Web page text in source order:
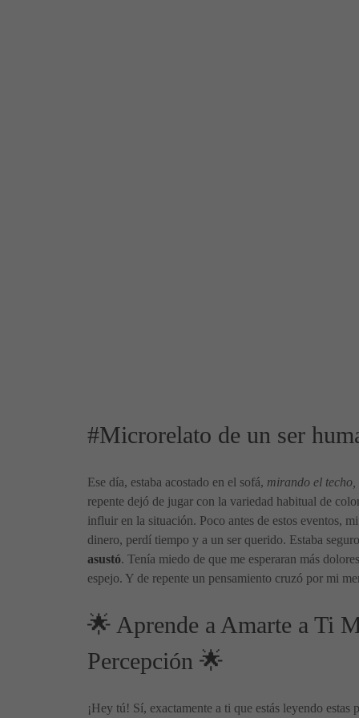
#Microrelato de un ser
Ese día, estaba acostado en el sofá, mirando el
repente dejó de jugar con la variedad habitual de
influir en la situación. Poco antes de estos eventos,
dinero, perdí tiempo y a un ser querido. Estaba
asustó. Tenía miedo de que me esperaran más
espejo. Y de repente un pensamiento cruzó por mi
🌟 Aprende a Amarte a Ti
Percepción 🌟
¡Hey tú! Sí, exactamente a ti que estás leyendo estas